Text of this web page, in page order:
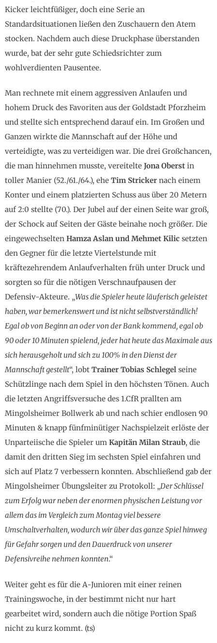
Kicker leichtfüßiger, doch eine Serie an
Standardsituationen ließen den Zuschauern den Atem
stocken. Nachdem auch diese Druckphase überstanden
wurde, bat der sehr gute Schiedsrichter zum
wohlverdienten Pausentee.
Man rechnete mit einem aggressiven Anlaufen und
hohem Druck des Favoriten aus der Goldstadt Pforzheim
und stellte sich entsprechend darauf ein. Im Großen und
Ganzen wirkte die Mannschaft auf der Höhe und
verteidigte, was zu verteidigen war. Die drei Großchancen,
die man hinnehmen musste, vereitelte Jona Oberst in
toller Manier (52./61./64.), ehe Tim Stricker nach einem
Konter und einem platzierten Schuss aus über 20 Metern
auf 2:0 stellte (70.). Der Jubel auf der einen Seite war groß,
der Schock auf Seiten der Gäste beinahe noch größer. Die
eingewechselten Hamza Aslan und Mehmet Kilic setzten
den Gegner für die letzte Viertelstunde mit
kräftezehrendem Anlaufverhalten früh unter Druck und
sorgten so für die nötigen Verschnaufpausen der
Defensiv-Akteure. „Was die Spieler heute läuferisch geleistet
haben, war bemerkenswert und ist nicht selbstverständlich!
Egal ob von Beginn an oder von der Bank kommend, egal ob
90 oder 10 Minuten spielend, jeder hat heute das Maximale aus
sich herausgeholt und sich zu 100% in den Dienst der
Mannschaft gestellt“, lobt Trainer Tobias Schlegel seine
Schützlinge nach dem Spiel in den höchsten Tönen. Auch
die letzten Angriffsversuche des 1.CfR prallten am
Mingolsheimer Bollwerk ab und nach schier endlosen 90
Minuten & knapp fünfminütiger Nachspielzeit erlöste der
Unparteiische die Spieler um Kapitän Milan Straub, die
damit den dritten Sieg im sechsten Spiel einfahren und
sich auf Platz 7 verbessern konnten. Abschließend gab der
Mingolsheimer Übungsleiter zu Protokoll: „Der Schlüssel
zum Erfolg war neben der enormen physischen Leistung vor
allem das im Vergleich zum Montag viel bessere
Umschaltverhalten, wodurch wir über das ganze Spiel hinweg
für Gefahr sorgen und den Dauerdruck von unserer
Defensivreihe nehmen konnten.“
Weiter geht es für die A-Junioren mit einer reinen
Trainingswoche, in der bestimmt nicht nur hart
gearbeitet wird, sondern auch die nötige Portion Spaß
nicht zu kurz kommt. (ts)